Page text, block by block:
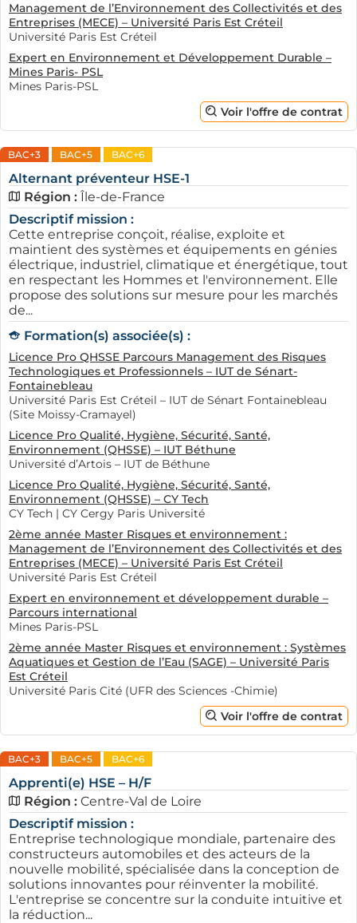
Management de l’Environnement des Collectivités et des
Entreprises (MECE) – Université Paris Est Créteil
Université Paris Est Créteil
Expert en Environnement et Développement Durable –
Mines Paris- PSL
Mines Paris-PSL
Voir l'offre de contrat
BAC+3 BAC+5 BAC+6
Alternant préventeur HSE-1
Région : Île-de-France
Descriptif mission :
Cette entreprise conçoit, réalise, exploite et
maintient des systèmes et équipements en génies
électrique, industriel, climatique et énergétique, tout
en respectant les Hommes et l'environnement. Elle
propose des solutions sur mesure pour les marchés
de...
Formation(s) associée(s) :
Licence Pro QHSSE Parcours Management des Risques
Technologiques et Professionnels – IUT de Sénart-
Fontainebleau
Université Paris Est Créteil – IUT de Sénart Fontainebleau
(Site Moissy-Cramayel)
Licence Pro Qualité, Hygiène, Sécurité, Santé,
Environnement (QHSSE) – IUT Béthune
Université d’Artois – IUT de Béthune
Licence Pro Qualité, Hygiène, Sécurité, Santé,
Environnement (QHSSE) – CY Tech
CY Tech | CY Cergy Paris Université
2ème année Master Risques et environnement :
Management de l’Environnement des Collectivités et des
Entreprises (MECE) – Université Paris Est Créteil
Université Paris Est Créteil
Expert en environnement et développement durable –
Parcours international
Mines Paris-PSL
2ème année Master Risques et environnement : Systèmes
Aquatiques et Gestion de l’Eau (SAGE) – Université Paris
Est Créteil
Université Paris Cité (UFR des Sciences -Chimie)
Voir l'offre de contrat
BAC+3 BAC+5 BAC+6
Apprenti(e) HSE – H/F
Région : Centre-Val de Loire
Descriptif mission :
Entreprise technologique mondiale, partenaire des
constructeurs automobiles et des acteurs de la
nouvelle mobilité, spécialisée dans la conception de
solutions innovantes pour réinventer la mobilité.
L'entreprise se concentre sur la conduite intuitive et
la réduction...